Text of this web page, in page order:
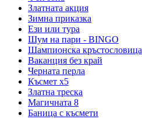
Златната акция
Зимна приказка
Ези или тура
Шум на пари - BINGO
Шампионска кръстословица
Ваканция без край
Черната перла
Късмет х5
Златна треска
Магичната 8
Баница с късмети